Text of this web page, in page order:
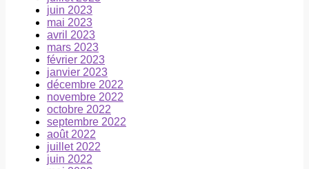
juin 2023
mai 2023
avril 2023
mars 2023
février 2023
janvier 2023
décembre 2022
novembre 2022
octobre 2022
septembre 2022
août 2022
juillet 2022
juin 2022